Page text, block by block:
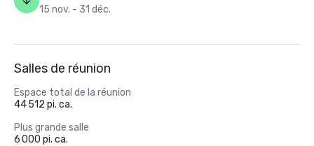
15 nov. - 31 déc.
Salles de réunion
Espace total de la réunion
44 512 pi. ca.
Plus grande salle
6 000 pi. ca.